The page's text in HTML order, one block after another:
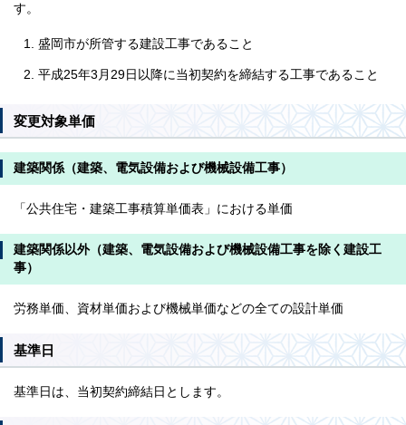
す。
盛岡市が所管する建設工事であること
平成25年3月29日以降に当初契約を締結する工事であること
変更対象単価
建築関係（建築、電気設備および機械設備工事）
「公共住宅・建築工事積算単価表」における単価
建築関係以外（建築、電気設備および機械設備工事を除く建設工
事）
労務単価、資材単価および機械単価などの全ての設計単価
基準日
基準日は、当初契約締結日とします。